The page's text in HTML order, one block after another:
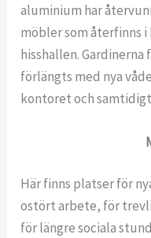
aluminium har
möbler som återfinns i
hisshallen.
förlängts med nya
kontoret och samtidigt
Här finns platser för
ostört arbete, för
för längre sociala